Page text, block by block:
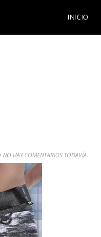
INICIO
NO HAY COMENTARIOS TODAVÍA.